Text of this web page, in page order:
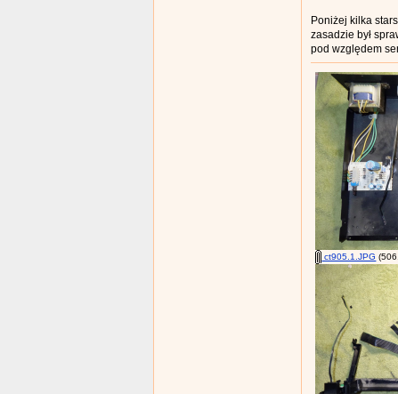
Poniżej kilka
zasadzie był
pod względem
ct905.1.JPG